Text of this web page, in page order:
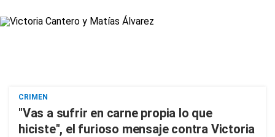
CRIMEN
"Vas a sufrir en carne propia lo que
hiciste", el furioso mensaje contra Victoria